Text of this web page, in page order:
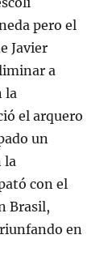
pero el
Javier
a
la
el arquero
un
la
con el
Brasil,
en